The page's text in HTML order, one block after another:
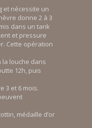
et nécessite un
donne 2 à 3
dans un tank
et pressure
Cette opération
la louche dans
12h, puis
3 et 6 mois.
médaille d’or